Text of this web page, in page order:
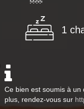
1
Ce bien est soumis à un
plus, rendez-vous sur